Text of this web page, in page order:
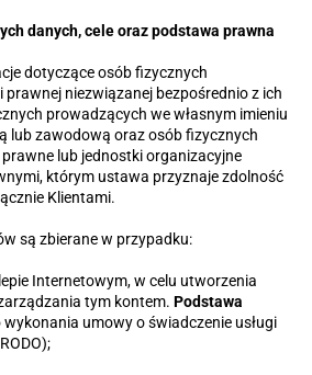
danych, cele oraz podstawa prawna
dotyczące osób fizycznych
niezwiązanej bezpośrednio z ich
prowadzących we własnym imieniu
lub zawodową oraz osób fizycznych
lub jednostki organizacyjne
którym ustawa przyznaje zdolność
Klientami.
są zbierane w przypadku:
Internetowym, w celu utworzenia
tym kontem. Podstawa
wykonania umowy o świadczenie usługi